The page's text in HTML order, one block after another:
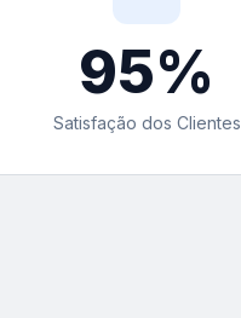
95%
Satisfação dos Clientes